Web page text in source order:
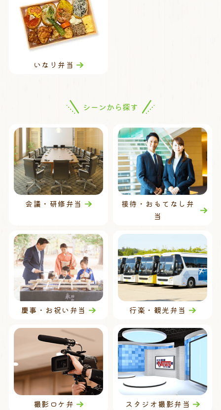
いなり弁当
シーンから探す
会議・研修弁当
接待・おもてなし弁
当
慶事・お祝い弁当 行楽・観光弁当
撮影ロケ弁 スタジオ撮影弁当